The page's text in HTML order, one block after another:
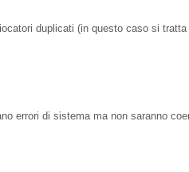
duplicati (in questo caso si
errori di sistema ma non saranno